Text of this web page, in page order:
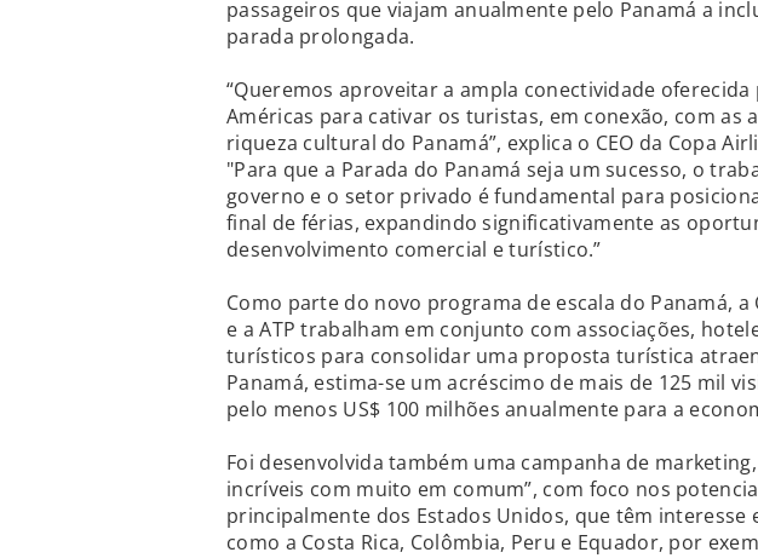
passageiros que viajam anualmente pelo Panamá a
parada prolongada.
“Queremos aproveitar a ampla conectividade
Américas para cativar os turistas, em conexão, com as
riqueza cultural do Panamá”, explica o CEO da Copa
"Para que a Parada do Panamá seja um sucesso, o
governo e o setor privado é fundamental para
final de férias, expandindo significativamente as
desenvolvimento comercial e turístico.”
Como parte do novo programa de escala do Panamá,
e a ATP trabalham em conjunto com associações,
turísticos para consolidar uma proposta turística
Panamá, estima-se um acréscimo de mais de 125 mil
pelo menos US$ 100 milhões anualmente para a
Foi desenvolvida também uma campanha de
incríveis com muito em comum”, com foco nos
principalmente dos Estados Unidos, que têm interesse
como a Costa Rica, Colômbia, Peru e Equador, por